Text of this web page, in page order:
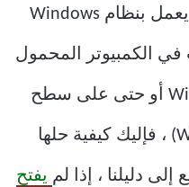
تتعلق بجهاز الكمبيوتر الذي يعمل بنظام Windows
في الكمبيوتر المحمول
الذي يعمل بنظام Windows 11 أو حتى على سطح
إلى دليلنا ، إذا لم يفتح